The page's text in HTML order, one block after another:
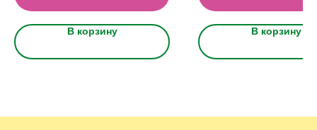
В корзину В корзину